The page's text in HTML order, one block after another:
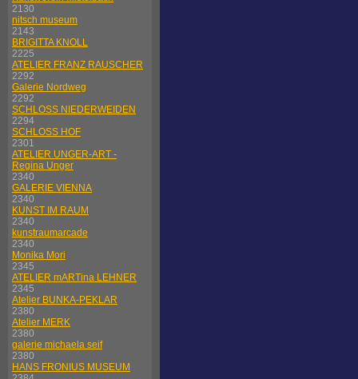
2130
nitsch museum
2143
BRIGITTA KNOLL
2225
ATELIER FRANZ RAUSCHER
2292
Galerie Nordweg
2292
SCHLOSS NIEDERWEIDEN
2294
SCHLOSS HOF
2301
ATELIER UNGER-ART -
Regina Unger
2340
GALERIE VIENNA
2340
KUNST IM RAUM
2340
kunstraumarcade
2340
Monika Mori
2345
ATELIER mARTina LEHNER
2345
Atelier BUNKA-PEKLAR
2380
Atelier MERK
2380
galerie michaela seif
2380
HANS FRONIUS MUSEUM